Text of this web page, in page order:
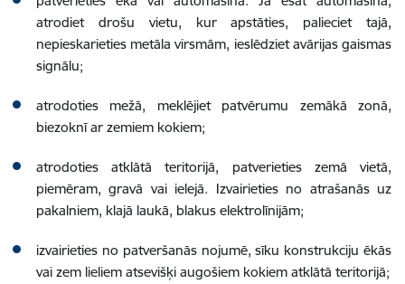
atrodiet drošu vietu, kur apstāties, palieciet tajā,
nepieskarieties metāla virsmām, ieslēdziet avārijas gaismas
signālu;
atrodoties mežā, meklējiet patvērumu zemākā zonā,
biezoknī ar zemiem kokiem;
atrodoties atklātā teritorijā, patverieties zemā vietā,
piemēram, gravā vai ielejā. Izvairieties no atrašanās uz
pakalniem, klajā laukā, blakus elektrolīnijām;
izvairieties no patveršanās nojumē, sīku konstrukciju ēkās
vai zem lieliem atsevišķi augošiem kokiem atklātā teritorijā;